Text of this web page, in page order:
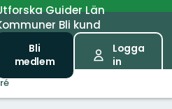
GuiderLän
Bli kund
Bli
medlem
Logga
in